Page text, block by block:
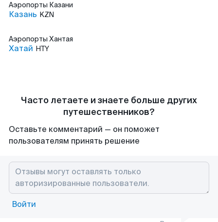
Аэропорты Казани
Казань KZN
Аэропорты Хантая
Хатай HTY
Часто летаете и знаете больше других
путешественников?
Оставьте комментарий — он поможет
пользователям принять решение
Войти